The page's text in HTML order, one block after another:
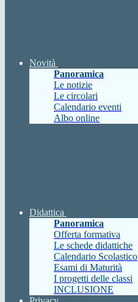
Novità
Panoramica
Le notizie
Le circolari
Calendario eventi
Albo online
Didattica
Panoramica
Offerta formativa
Le schede didattiche
Calendario Scolastico
Esami di Maturità
I progetti delle classi
INCLUSIONE